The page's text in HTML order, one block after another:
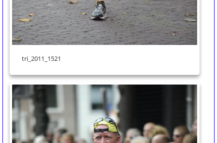
tri_2011_1521